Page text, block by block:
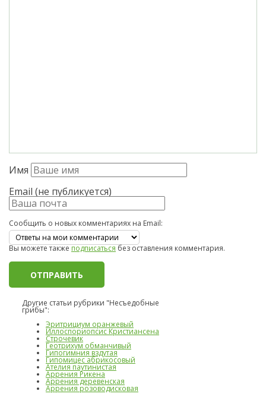
Имя
Email (не публикуется)
Сообщить о новых комментариях на Email:
Вы можете такжеподписатьсябез оставления комментария.
Другие статьи рубрики "Несъедобные
грибы":
Эритрициум оранжевый
Иллоспориопсис Кристиансена
Строчевик
Геотрихум обманчивый
Гипогимния вздутая
Гипомицес абрикосовый
Ателия паутинистая
Аррения Рикена
Аррения деревенская
Аррения розоводисковая